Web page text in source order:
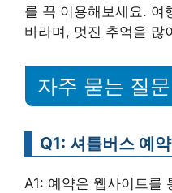
를 꼭 이용해보세요. 여
바라며, 멋진 추억을 많
자주 묻는 질
Q1: 셔틀버스 예
A1: 예약은 웹사이트를